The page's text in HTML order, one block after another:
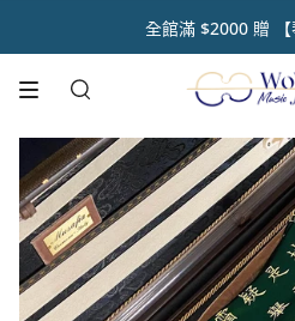
初 秋 樂 器 閃 耀 祭 🌿【
全館滿 $2000 贈 【
全館滿 $1500
熱銷商品✨ 魔鏡
新品上市【呼乾啦 • 樂器
人氣琴油50mL
註冊官網會員 【領取
搜